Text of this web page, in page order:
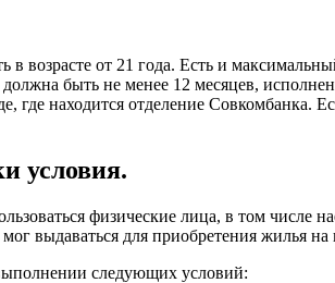
возрасте от 21 года. Есть и
быть не менее 12 месяцев,
находится отделение Совкомбанка.
условия.
физические лица, в том числе
выдаваться для приобретения жилья
следующих условий: